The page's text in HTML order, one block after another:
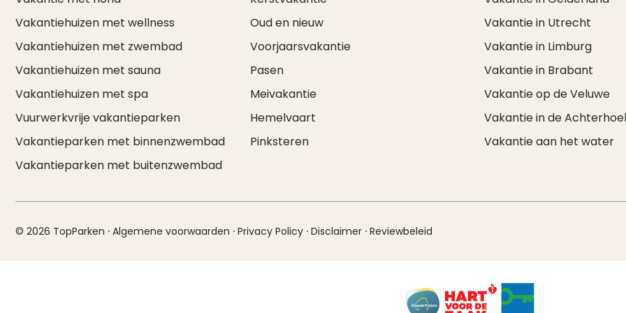
Vakantiehuizen met wellness
Vakantiehuizen met zwembad
Vakantiehuizen met sauna
Vakantiehuizen met spa
Vuurwerkvrije vakantieparken
Vakantieparken met binnenzwembad
Vakantieparken met buitenzwembad
Oud en nieuw
Voorjaarsvakantie
Pasen
Meivakantie
Hemelvaart
Pinksteren
Vakantie in Utrecht
Vakantie in Limburg
Vakantie in Brabant
Vakantie op de Veluwe
Vakantie in de
Vakantie aan het water
© 2026 TopParken · Algemene voorwaarden · Privacy Policy · Disclaimer · Reviewbeleid